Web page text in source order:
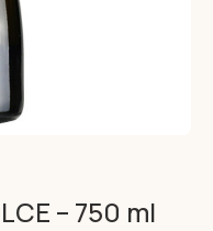
– 750 ml